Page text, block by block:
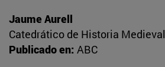
Jaume Aurell
Catedrático de Historia Medieval
Publicado en: ABC